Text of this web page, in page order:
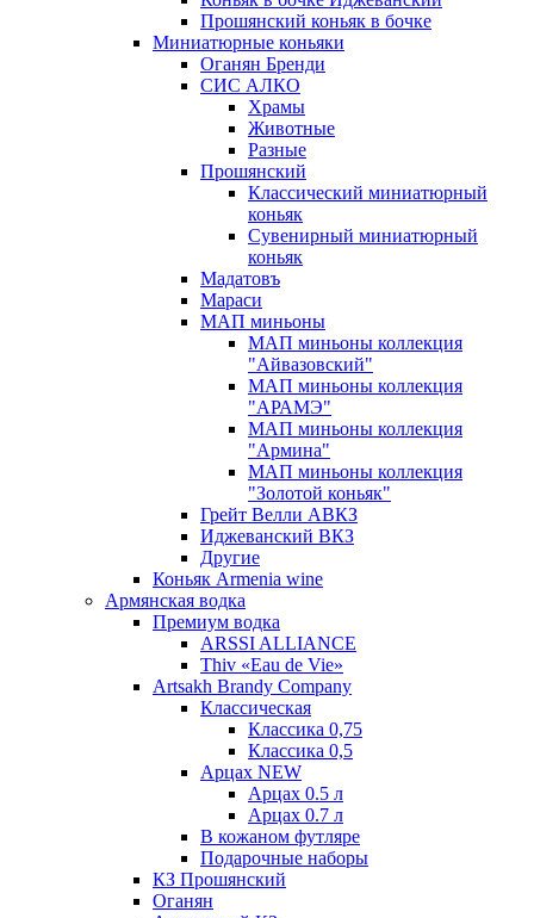
Прошянский коньяк в бочке
Миниатюрные коньяки
Оганян Бренди
СИС АЛКО
Храмы
Животные
Разные
Прошянский
Классический миниатюрный
коньяк
Сувенирный миниатюрный
коньяк
Мадатовъ
Мараси
МАП миньоны
МАП миньоны коллекция
"Айвазовский"
МАП миньоны коллекция
"АРАМЭ"
МАП миньоны коллекция
"Армина"
МАП миньоны коллекция
"Золотой коньяк"
Грейт Велли АВКЗ
Иджеванский ВКЗ
Другие
Коньяк Armenia wine
Армянская водка
Премиум водка
ARSSI ALLIANCE
Thiv «Eau de Vie»
Artsakh Brandy Company
Классическая
Классика 0,75
Классика 0,5
Арцах NEW
Арцах 0.5 л
Арцах 0.7 л
В кожаном футляре
Подарочные наборы
КЗ Прошянский
Оганян